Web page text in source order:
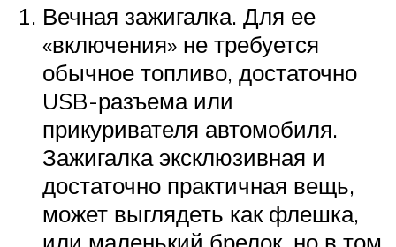
Вечная зажигалка. Для ее
«включения» не требуется
обычное топливо, достаточно
USB-разъема или
прикуривателя автомобиля.
Зажигалка эксклюзивная и
достаточно практичная вещь,
может выглядеть как флешка,
или маленький брелок, но в том